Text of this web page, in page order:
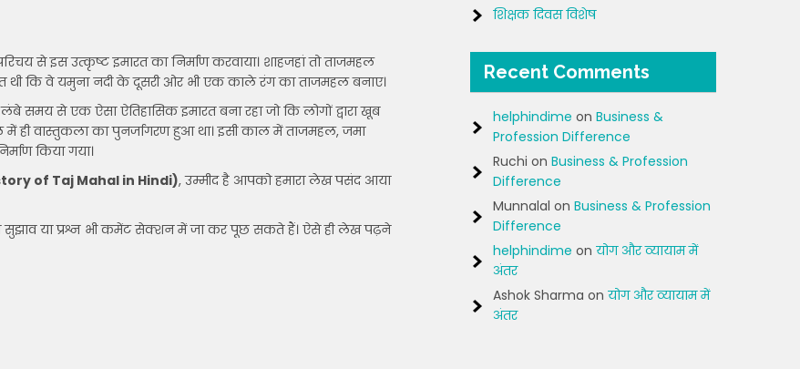
से इस उत्कृष्ट इमारत का निर्माण करवाया। शाहजहां तो ताजमहल
थी कि वे यमुना नदी के दूसरी ओर भी एक काले रंग का ताजमहल बनाए।
समय से एक ऐसा ऐतिहासिक इमारत बना रहा जो कि लोगों द्वारा खूब
ही वास्तुकला का पुनर्जागरण हुआ था। इसी काल में ताजमहल, जमा
किया गया।
of Taj Mahal in Hindi), उम्मीद है आपको हमारा लेख पसंद आया
या प्रश्न भी कमेंट सेक्शन में जा कर पूछ सकते हैं। ऐसे ही लेख पढ़ने
शिक्षक दिवस विशेष
Recent Comments
helphindime on Business &
Profession Difference
Ruchi on Business & Profession
Difference
Munnalal on Business & Profession
Difference
helphindime on योग और व्यायाम में
अंतर
Ashok Sharma on योग और व्यायाम में
अंतर